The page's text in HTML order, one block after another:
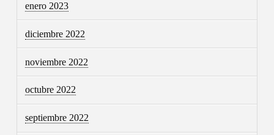
enero 2023
diciembre 2022
noviembre 2022
octubre 2022
septiembre 2022